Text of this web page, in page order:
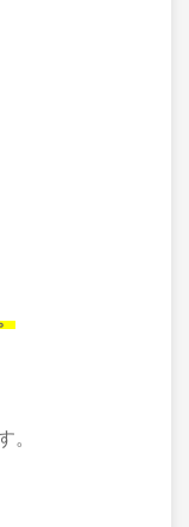
。